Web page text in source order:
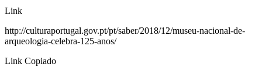
Link
http://culturaportugal.gov.pt/pt/saber/2018/12/museu-nacional-de-
arqueologia-celebra-125-anos/
Link Copiado